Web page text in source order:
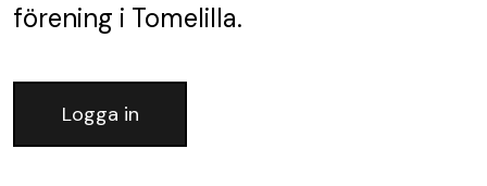
förening i Tomelilla.
Logga in